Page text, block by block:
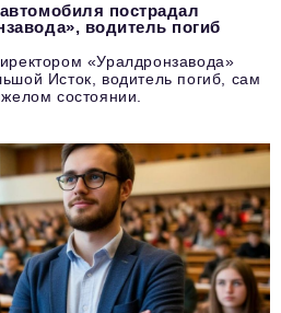
пострадал
водитель погиб
«Уралдронзавода»
Исток, водитель погиб, сам
состоянии.